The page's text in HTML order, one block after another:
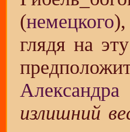
(немецкого
глядя на эту
излишний